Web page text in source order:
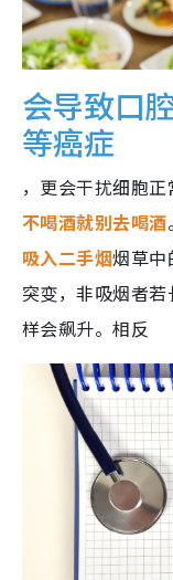
会导致口
等癌症
，更会干扰细胞
不喝酒就别去喝酒。
吸入二手烟烟草中
突变，非吸烟者
样会飙升。相反